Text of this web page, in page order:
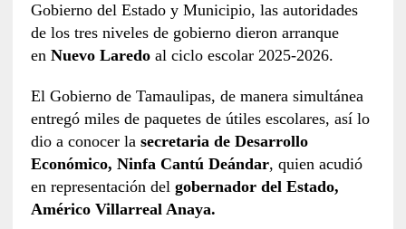
Gobierno del Estado y Municipio, las autoridades
de los tres niveles de gobierno dieron arranque
en Nuevo Laredoal ciclo escolar 2025-2026.
El Gobierno de Tamaulipas, de manera simultánea
entregó miles de paquetes de útiles escolares, así lo
dio a conocer la secretaria de Desarrollo
Económico, Ninfa Cantú Deándar, quien acudió
en representación del gobernador del Estado,
Américo Villarreal Anaya.